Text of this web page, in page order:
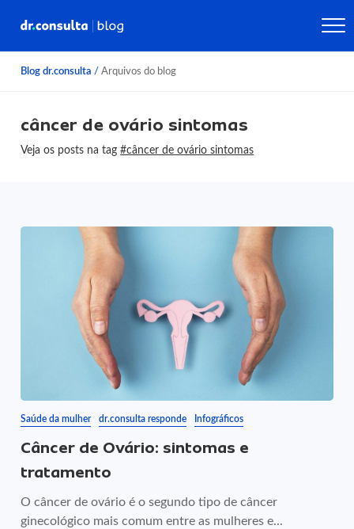
Blog dr.consulta / Arquivos do blog
câncer de ovário sintomas
Veja os posts na tag#câncer de ovário sintomas
Saúde da mulher dr.consulta responde Infográficos
Câncer de Ovário: sintomas e
tratamento
O câncer de ovário é o segundo tipo de câncer
ginecológico mais comum entre as mulheres e...